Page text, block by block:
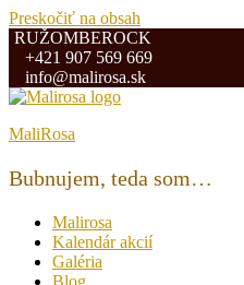
Preskočiť na obsah
RUŽOMBEROCK
+421 907 569 669
info@malirosa.sk
MaliRosa
Bubnujem, teda som…
Malirosa
Kalendár akcií
Galéria
Blog